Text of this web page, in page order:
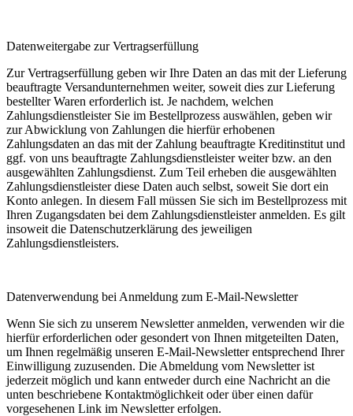
Datenweitergabe zur Vertragserfüllung
Zur Vertragserfüllung geben wir Ihre Daten an das mit der Lieferung
beauftragte Versandunternehmen weiter, soweit dies zur Lieferung
bestellter Waren erforderlich ist. Je nachdem, welchen
Zahlungsdienstleister Sie im Bestellprozess auswählen, geben wir
zur Abwicklung von Zahlungen die hierfür erhobenen
Zahlungsdaten an das mit der Zahlung beauftragte Kreditinstitut und
ggf. von uns beauftragte Zahlungsdienstleister weiter bzw. an den
ausgewählten Zahlungsdienst. Zum Teil erheben die ausgewählten
Zahlungsdienstleister diese Daten auch selbst, soweit Sie dort ein
Konto anlegen. In diesem Fall müssen Sie sich im Bestellprozess mit
Ihren Zugangsdaten bei dem Zahlungsdienstleister anmelden. Es gilt
insoweit die Datenschutzerklärung des jeweiligen
Zahlungsdienstleisters.
Datenverwendung bei Anmeldung zum E-Mail-Newsletter
Wenn Sie sich zu unserem Newsletter anmelden, verwenden wir die
hierfür erforderlichen oder gesondert von Ihnen mitgeteilten Daten,
um Ihnen regelmäßig unseren E-Mail-Newsletter entsprechend Ihrer
Einwilligung zuzusenden. Die Abmeldung vom Newsletter ist
jederzeit möglich und kann entweder durch eine Nachricht an die
unten beschriebene Kontaktmöglichkeit oder über einen dafür
vorgesehenen Link im Newsletter erfolgen.